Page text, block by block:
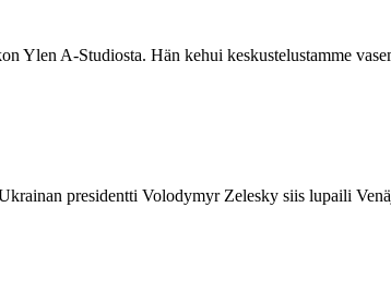
Ylen A-Studiosta. Hän kehui keskustelustamme
presidentti Volodymyr Zelesky siis lupaili